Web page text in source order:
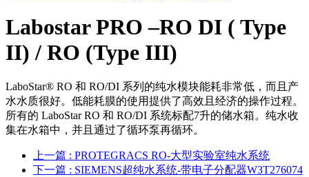
Labostar PRO –RO DI ( Type
II) / RO (Type III)
LaboStar® RO 和 RO/DI 系列的纯水模块能耗非常低，而且产
水水质很好。低能耗膜的使用提供了高效且经济的操作过程。
所有的 LaboStar RO 和 RO/DI 系统标配7升的储水箱。纯水收
集在水箱中，并且通过了循环泵再循环。
上一篇 : PROTEGRACS RO-大型实验室纯水系统
下一篇 : SIEMENS超纯水系统-带电子分配器W3T276074